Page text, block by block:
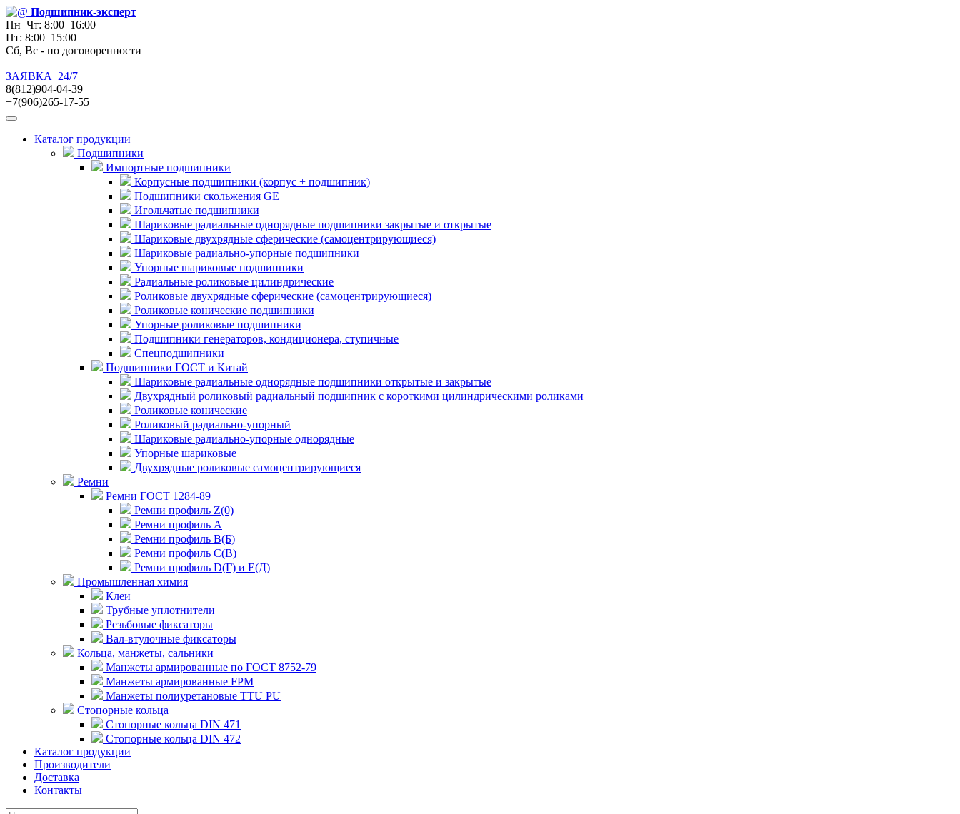
Подшипник-эксперт
Пн–Чт: 8:00–16:00
Пт: 8:00–15:00
Сб, Вс - по договоренности
ЗАЯВКА
24/7
8(812)904-04-39
+7(906)265-17-55
Каталог продукции
Подшипники
Импортные подшипники
Корпусные подшипники (корпус + подшипник)
Подшипники скольжения GE
Игольчатые подшипники
Шариковые радиальные однорядные подшипники закрытые и открытые
Шариковые двухрядные сферические (самоцентрирующиеся)
Шариковые радиально-упорные подшипники
Упорные шариковые подшипники
Радиальные роликовые цилиндрические
Роликовые двухрядные сферические (самоцентрирующиеся)
Роликовые конические подшипники
Упорные роликовые подшипники
Подшипники генераторов, кондиционера, ступичные
Спецподшипники
Подшипники ГОСТ и Китай
Шариковые радиальные однорядные подшипники открытые и закрытые
Двухрядный роликовый радиальный подшипник с короткими цилиндрическими роликами
Роликовые конические
Роликовый радиально-упорный
Шариковые радиально-упорные однорядные
Упорные шариковые
Двухрядные роликовые самоцентрирующиеся
Ремни
Ремни ГОСТ 1284-89
Ремни профиль Z(0)
Ремни профиль А
Ремни профиль В(Б)
Ремни профиль С(В)
Ремни профиль D(Г) и E(Д)
Промышленная химия
Клеи
Трубные уплотнители
Резьбовые фиксаторы
Вал-втулочные фиксаторы
Кольца, манжеты, сальники
Манжеты армированные по ГОСТ 8752-79
Манжеты армированные FPM
Манжеты полиуретановые TTU PU
Стопорные кольца
Стопорные кольца DIN 471
Стопорные кольца DIN 472
Каталог продукции
Производители
Доставка
Контакты